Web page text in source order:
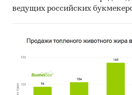
Материалы DataMonitor,
аналитические обзоры.
Ресурсы сети Интернет в
ведущих российских